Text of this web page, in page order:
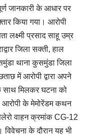
जानकारी के आधार पर
किया गया। आरोपी
लक्ष्मी प्रसाद साहू उम्र
जिला सक्ती, हाल
थाना कुसमुंडा जिला
में आरोपी द्वारा अपने
साथ मिलकर घटना को
आरोपी के मेमोरेंडम कथन
वाहन क्रमांक CG-12
के दौरान यह भी